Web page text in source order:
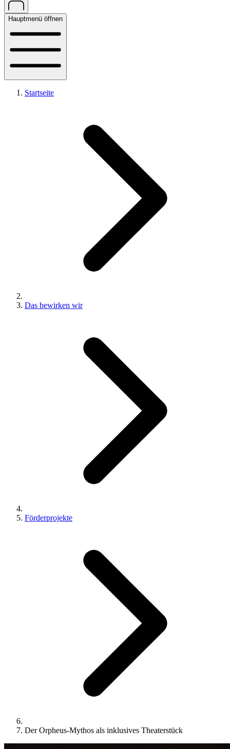
Hauptmenü öffnen
Startseite
Das bewirken wir
Förderprojekte
Der Orpheus-Mythos als inklusives Theaterstück